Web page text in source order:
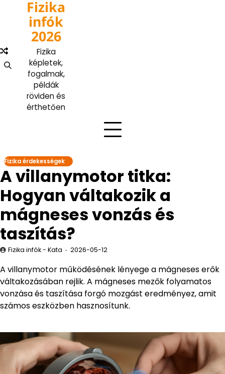
content
Fizika
infók
2026
Fizika
képletek,
fogalmak,
példák
röviden és
érthetően
Fizika érdekességek
A villanymotor titka:
Hogyan váltakozik a
mágneses vonzás és
taszítás?
Fizika infók - Kata 2026-05-12
A villanymotor működésének lényege a mágneses erők
váltakozásában rejlik. A mágneses mezők folyamatos
vonzása és taszítása forgó mozgást eredményez, amit
számos eszközben hasznosítunk.